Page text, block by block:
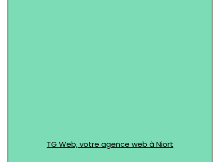
TG Web, votre agence web à Niort